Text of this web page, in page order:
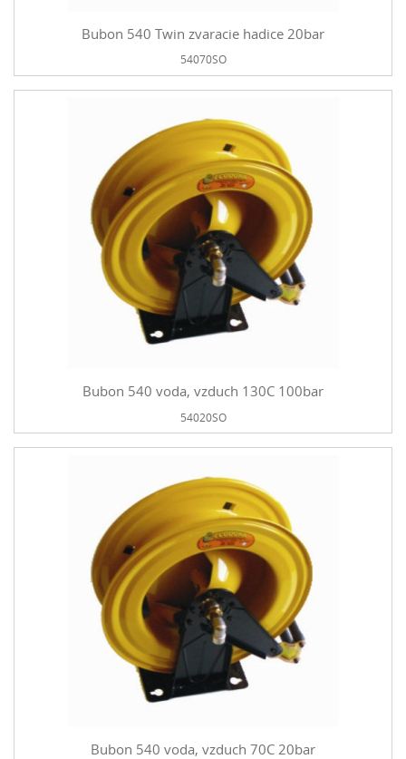
Bubon 540 Twin zvaracie hadice 20bar
54070SO
Bubon 540 voda, vzduch 130C 100bar
54020SO
Bubon 540 voda, vzduch 70C 20bar